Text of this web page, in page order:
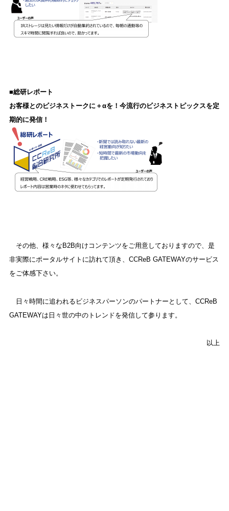
■総研レポート
お客様とのビジネストークに＋αを！今流行のビジネストピックスを定
期的に発信！
その他、様々なB2B向けコンテンツをご用意しておりますので、是
非実際にポータルサイトに訪れて頂き、CCReB GATEWAYのサービス
をご体感下さい。
日々時間に追われるビジネスパーソンのパートナーとして、CCReB
GATEWAYは日々世の中のトレンドを発信して参ります。
以上